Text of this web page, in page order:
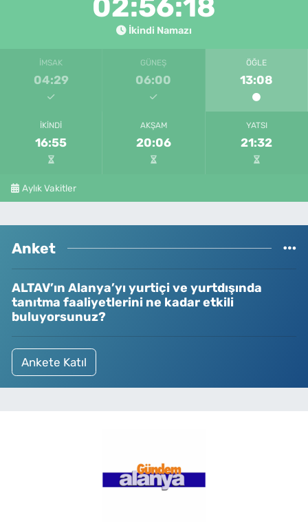
02:56:18
İkindi Namazı
İMSAK
04:29
GÜNEŞ
06:00
ÖĞLE
13:08
İKINDI
16:55
AKŞAM
20:06
YATSI
21:32
Aylık Vakitler
Anket
ALTAV’ın Alanya’yı yurtiçi ve yurtdışında
tanıtma faaliyetlerini ne kadar etkili
buluyorsunuz?
Ankete Katıl